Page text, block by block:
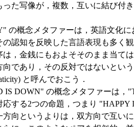
た写像が，複数，互いに結び付
の概念メタファーは，英語文化
認知を反映した言語表現も多く
，金銭にもおよそそのまま当て
であり，その反対ではないとい
と呼んでおこう．
DOWN" の概念メタファーは，
する2つの命題，つまり "HAPPY
向というよりは，双方向で互い